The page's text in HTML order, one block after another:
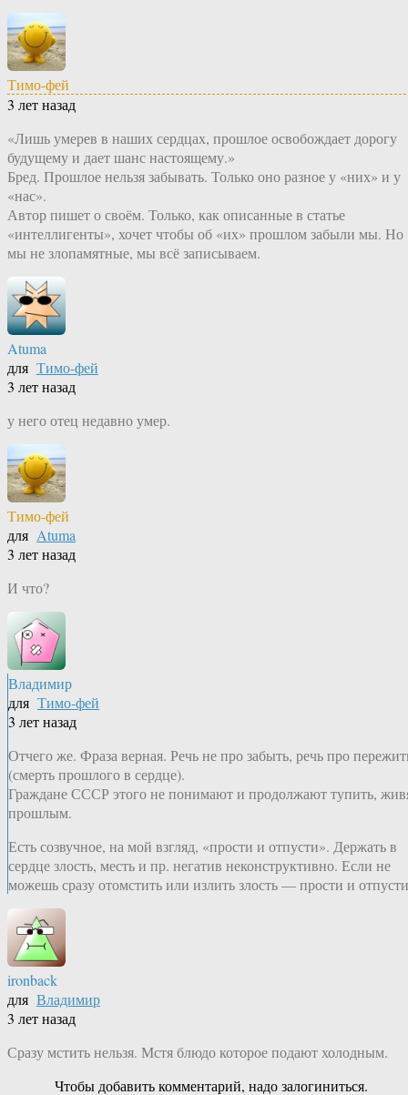
Тимо-фей
3 лет назад
«Лишь умерев в наших сердцах, прошлое освобождает дорогу
будущему и дает шанс настоящему.»
Бред. Прошлое нельзя забывать. Только оно разное у «них» и у
«нас».
Автор пишет о своём. Только, как описанные в статье
«интеллигенты», хочет чтобы об «их» прошлом забыли мы. Но
мы не злопамятные, мы всё записываем.
Atuma
для Тимо-фей
3 лет назад
у него отец недавно умер.
Тимо-фей
для Atuma
3 лет назад
И что?
Владимир
для Тимо-фей
3 лет назад
Отчего же. Фраза верная. Речь не про забыть, речь про
(смерть прошлого в сердце).
Граждане СССР этого не понимают и продолжают тупить,
прошлым.
Есть созвучное, на мой взгляд, «прости и отпусти». Держать в
сердце злость, месть и пр. негатив неконструктивно. Если не
можешь сразу отомстить или излить злость — прости и
ironback
для Владимир
3 лет назад
Сразу мстить нельзя. Мстя блюдо которое подают холодным.
Чтобы добавить комментарий, надо залогиниться.